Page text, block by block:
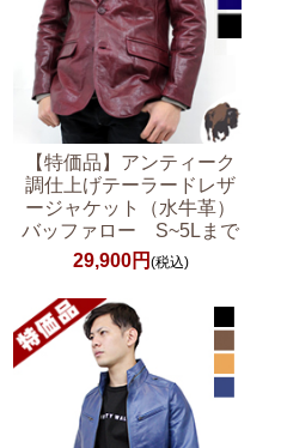
【特価品】アンティーク
調仕上げテーラードレザ
ージャケット（水牛革）
バッファロー S~5Lまで
29,900円 (税込)